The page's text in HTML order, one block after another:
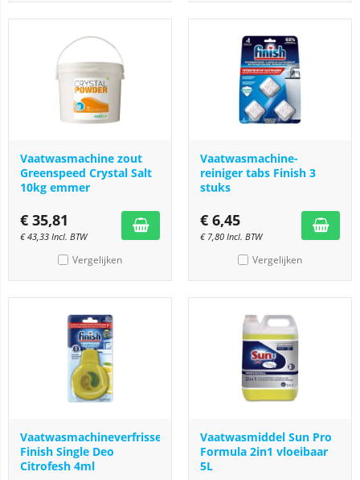
Vaatwasmachine zout
Greenspeed Crystal Salt
10kg emmer
€ 35,81
€43,33 Incl. BTW
Vergelijken
Vaatwasmachine-
reiniger tabs Finish 3
stuks
€ 6,45
€ 7,80 Incl. BTW
Vergelijken
Vaatwasmachineverfrisser
Finish Single Deo
Citrofesh 4ml
Vaatwasmiddel Sun Pro
Formula 2in1 vloeibaar
5L